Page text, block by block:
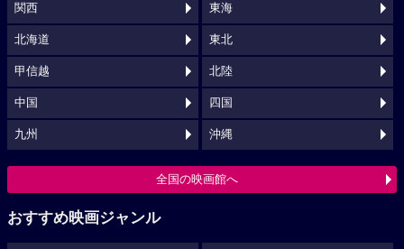
関西 東海
北海道 東北
甲信越 北陸
中国 四国
九州 沖縄
全国の映画館へ
おすすめ映画ジャンル